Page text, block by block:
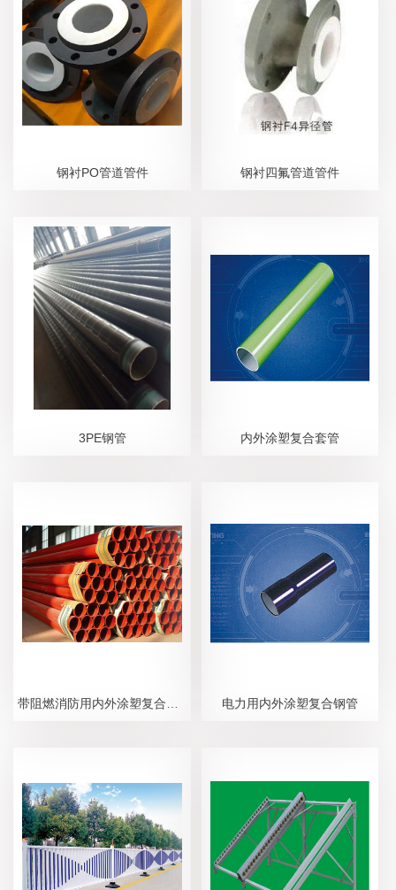
钢衬PO管道管件 钢衬四氟管道管件
3PE钢管 内外涂塑复合套管
电力用内外涂塑复合钢管